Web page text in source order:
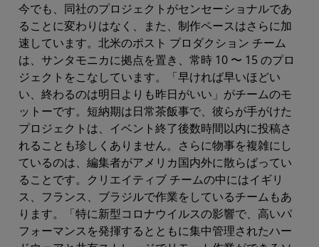
今でも、同社のプロジェクトがセンセーショナルであ
ることに変わりはなく、また、制作ペースはさらに加
速しています。北米のポスト プロダクション チーム
は、サンタモニカに拠点を置き、常時 10 〜 15 のプロ
ジェクトをこなしています。「早ければ早いほどい
い、終わるのは明日よりも昨日がいい」がチームのモ
ットーです。短納期は日常茶飯事で、彼らが手がけた
プロジェクトは、イベント終了後数時間以内に投稿さ
れることも珍しくありません。さらに物事を複雑にし
ているのは、編集者がアメリカ国内外に散らばってい
ることです。クリエイティブ チームの中にはイギリ
ス、フランス、ブラジルで作業をしているチームもあ
ります。「特に新型コロナウイルスの影響で、高いパ
フォーマンスを発揮するとともに集中管理されたハー